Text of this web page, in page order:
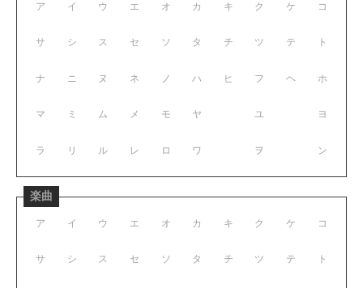
ア イ ウ エ オ
サ シ ス セ ソ
ナ ニ ヌ ネ ノ
マ ミ ム メ モ
ラ リ ル レ ロ
カ キ ク ケ コ
タ チ ツ テ ト
ハ ヒ フ ヘ ホ
ヤ ユ ヨ
ワ ヲ ン
楽曲
ア イ ウ エ オ
サ シ ス セ ソ
カ キ ク ケ コ
タ チ ツ テ ト